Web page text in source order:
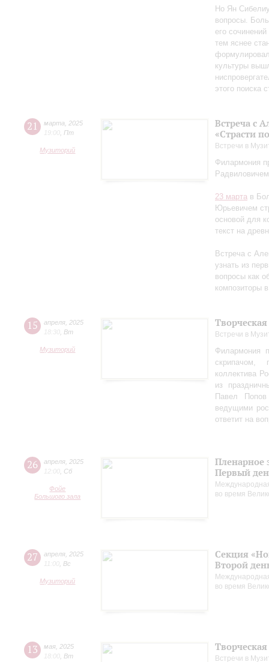
Но Ян
вопросы.
его
тем яснее
культуры
этого поиска
21 марта
2025
19:00 Пт
Музиторий
Встреча с
«Страсти
Встречи в
Филармония
23 марта в
Юрьевичем
основой для
текст на
Встреча с
узнать из
вопросы как
композиторы
15 апреля 2025
18:30 Вт
Музиторий
Встречи в
Филармония
скрипачом,
коллектива
из
Павел
ведущими
ответит на
26 апреля 2025
12:00 Сб
Фойе
Большого зала
Пленарное
Первый
во время
27 апреля 2025
11:00 Вс
Музиторий
Секция
Второй
во время
13 мая 2025
18:00 Вт Встречи в